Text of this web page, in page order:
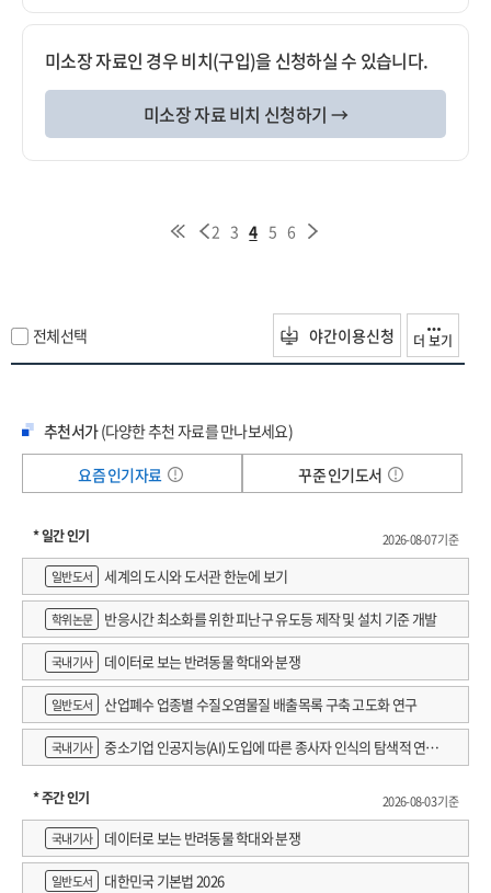
미소장 자료인 경우 비치(구입)을 신청하실 수 있습니다.
미소장 자료 비치 신청하기 →
2 3 4 5 6
전체선택 야간이용신청 더 보기
추천서가(다양한 추천 자료를 만나보세요)
요즘 인기자료
꾸준 인기도서
* 일간 인기
2026-08-07 기준
일반도서
세계의 도시와 도서관 한눈에 보기
학위논문 반응시간 최소화를 위한 피난구 유도등 제작 및 설치 기준 개발
국내기사 데이터로 보는 반려동물 학대와 분쟁
일반도서 산업폐수 업종별 수질오염물질 배출목록 구축 고도화 연구
국내기사
중소기업 인공지능(AI) 도입에 따른 종사자 인식의 탐색적 연구 :
* 주간 인기
2026-08-03 기준
국내기사
데이터로 보는 반려동물 학대와 분쟁
일반도서 대한민국 기본법 2026